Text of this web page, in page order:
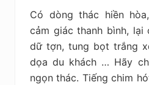
Có dòng thác hiền
cảm giác thanh bình, lại
dữ tợn, tung bọt trắng
dọa du khách … Hãy
ngọn thác. Tiếng chim